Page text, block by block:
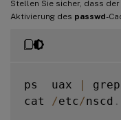
Stellen Sie sicher, dass
Aktivierung des passwd-
ps  uax |
cat
/etc/nscd .